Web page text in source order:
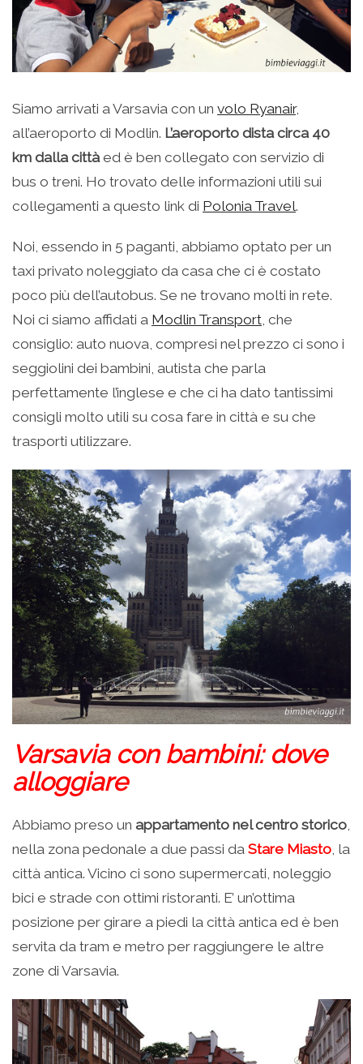
Siamo arrivati a Varsavia con un volo Ryanair,
all’aeroporto di Modlin. L’aeroporto dista circa 40
km dalla cittàed è ben collegato con servizio di
bus o treni. Ho trovato delle informazioni utili sui
collegamenti a questo link di Polonia Travel.
Noi, essendo in 5 paganti, abbiamo optato per un
taxi privato noleggiato da casa che ci è costato
poco più dell’autobus. Se ne trovano molti in rete.
Noi ci siamo affidati a Modlin Transport, che
consiglio: auto nuova, compresi nel prezzo ci sono i
seggiolini dei bambini, autista che parla
perfettamente l’inglese e che ci ha dato tantissimi
consigli molto utili su cosa fare in città e su che
trasporti utilizzare.
Varsavia con bambini: dove
alloggiare
Abbiamo preso un appartamento nel centro storico
nella zona pedonale a due passi da Stare Miasto , la
città antica. Vicino ci sono supermercati, noleggio
bici e strade con ottimi ristoranti. E’ un’ottima
posizione per girare a piedi la città antica ed è ben
servita da tram e metro per raggiungere le altre
zone di Varsavia.